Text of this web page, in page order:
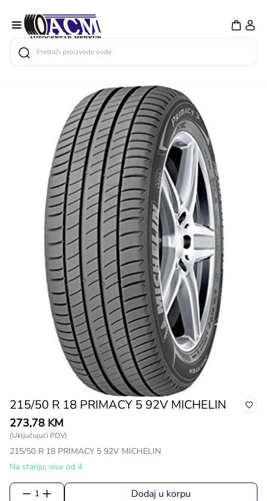
Search
215/50 R 18 PRIMACY 5 92V MICHELIN
273,78 KM
(Uključujući PDV)
215/50 R 18 PRIMACY 5 92V MICHELIN
Na stanju: vise od 4
1 Dodaj u korpu